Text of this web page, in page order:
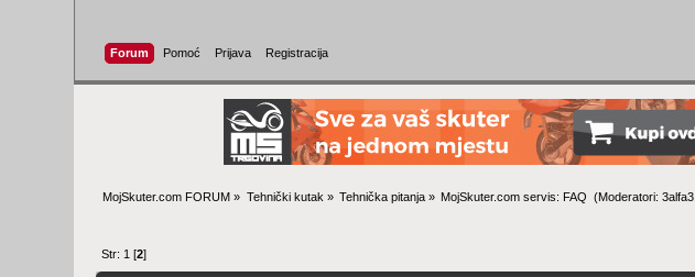
Forum Pomoć Prijava Registracija
MojSkuter.com FORUM » Tehnički kutak » Tehnička pitanja » MojSkuter.com servis: FAQ (Moderatori:3alfa3
Str: 1 [2]